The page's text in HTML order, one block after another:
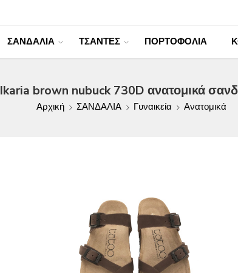
ΣΑΝΔΑΛΙΑ ΤΣΑΝΤΕΣ ΠΟΡΤΟΦΟΛΙΑ
Ikaria brown nubuck 730D ανατομικά
Αρχική ΣΑΝΔΑΛΙΑ Γυναικεία Ανατομικά